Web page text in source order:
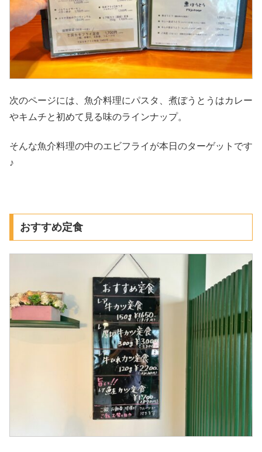
次のページには、魚介料理にパスタ、煮ぼうとうはカレー
やキムチと初めて見る味のラインナップ。
そんな魚介料理の中のエビフライが本日のターゲットです
♪
おすすめ定食